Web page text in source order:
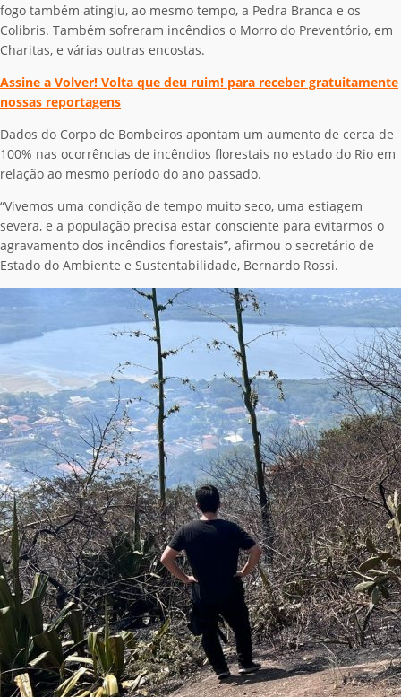
fogo também atingiu, ao mesmo tempo, a Pedra Branca e os
Colibris. Também sofreram incêndios o Morro do Preventório, em
Charitas, e várias outras encostas.
Assine a Volver! Volta que deu ruim! para receber gratuitamente
nossas reportagens
Dados do Corpo de Bombeiros apontam um aumento de cerca de
100% nas ocorrências de incêndios florestais no estado do Rio em
relação ao mesmo período do ano passado.
“Vivemos uma condição de tempo muito seco, uma estiagem
severa, e a população precisa estar consciente para evitarmos o
agravamento dos incêndios florestais”, afirmou o secretário de
Estado do Ambiente e Sustentabilidade, Bernardo Rossi.